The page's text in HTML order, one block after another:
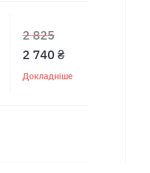
2 825
2 740 ₴
Докладніше